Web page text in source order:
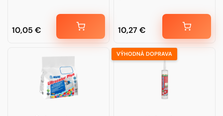
10,05 € 10,27 €
VÝHODNÁ DOPRAVA